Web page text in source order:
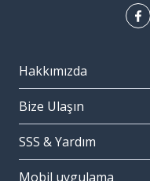
Hakkımızda
Bize Ulaşın
SSS & Yardım
Mobil uygulama